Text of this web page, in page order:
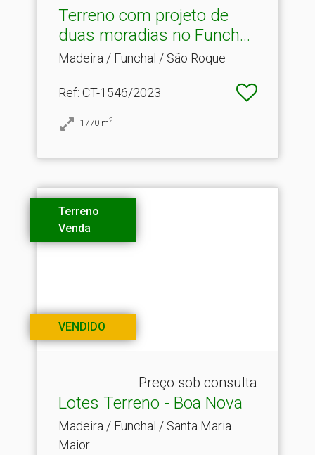
Terreno com projeto de
duas moradias no Funch.​..
Madeira / Funchal / São Roque
Ref: CT-1546/2023
1770 m2
Terreno
Venda
VENDIDO
Preço sob consulta
Lotes Terreno - Boa Nova
Madeira / Funchal / Santa Maria
Maior